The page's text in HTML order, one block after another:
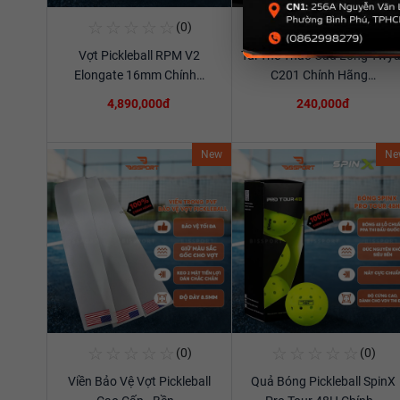
(0)
Vợt Pickleball RPM V2
Elongate 16mm Chính…
4,890,000đ
Mua Ngay
☆☆☆☆☆(0)
Túi Thể Thao Cầu Lông
C201 Chính Hãng…
240,000đ
New
Xem chi tiết
(0)
Viền Bảo Vệ Vợt Pickleball
Xem chi tiết
(0)
Quả Bóng Pickleball SpinX